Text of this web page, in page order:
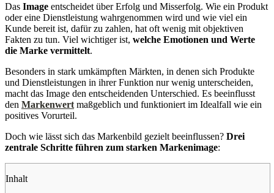
Das Image entscheidet über Erfolg und Misserfolg. Wie ein Produkt
oder eine Dienstleistung wahrgenommen wird und wie viel ein
Kunde bereit ist, dafür zu zahlen, hat oft wenig mit objektiven
Fakten zu tun. Viel wichtiger ist, welche Emotionen und Werte
die Marke vermittelt.
Besonders in stark umkämpften Märkten, in denen sich Produkte
und Dienstleistungen in ihrer Funktion nur wenig unterscheiden,
macht das Image den entscheidenden Unterschied. Es beeinflusst
den Markenwert maßgeblich und funktioniert im Idealfall wie ein
positives Vorurteil.
Doch wie lässt sich das Markenbild gezielt beeinflussen? Drei
zentrale Schritte führen zum starken Markenimage:
Inhalt